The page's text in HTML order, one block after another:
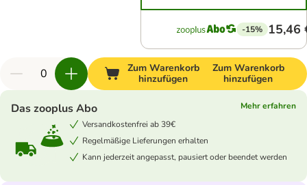
-15% 15,46
Zum Warenkorb
hinzufügen
Zum Warenkorb
hinzufügen
Das zooplus Abo
Mehr erfahren
Versandkostenfrei ab 39€
Regelmäßige Lieferungen erhalten
Kann jederzeit angepasst, pausiert oder beendet werden